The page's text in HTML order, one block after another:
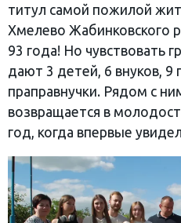
титул самой пожилой
Хмелево Жабинковского
93 года! Но чувствовать
дают 3 детей, 6 внуков, 9
праправнучки. Рядом с
возвращается в
год, когда впервые